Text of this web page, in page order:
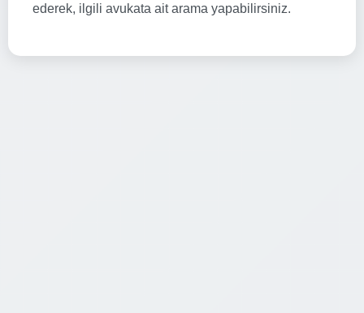
ederek, ilgili avukata ait arama yapabilirsiniz.